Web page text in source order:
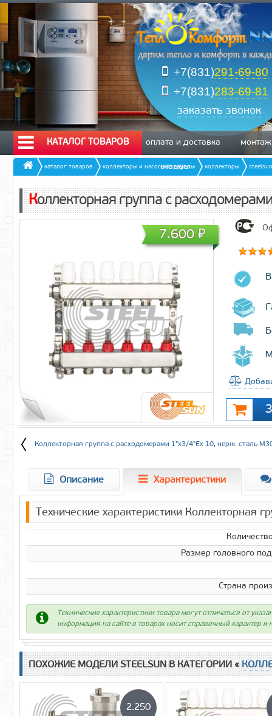
+7(831)291-69-80
+7(831)283-69-81
заказать звонок
КАТАЛОГ ТОВАРОВ оплата и доставка монтаж
отзывы
каталог товаров коллекторы и насосные группы коллекторы steelsun
Коллекторная группа с
7.600₽
Коллекторная группа с расходомерами 1"x3/4"Еx 10, нерж. сталь
Описание Характеристики
Технические характеристики
Размер головного
Страна
Технические характеристики товара могут отличаться от
информация на сайте о товарах носит справочный характер
ПОХОЖИЕ МОДЕЛИ STEELSUN В КАТЕГОРИИ «
2.250